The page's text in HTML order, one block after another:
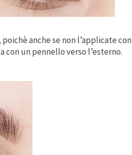
anche se non l’applicate con
con un pennello verso l’esterno.